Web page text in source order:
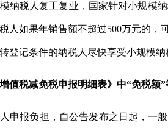
纳税人复工复业，国家针对小规模
人如果年销售额不超过500万元的
登记条件的纳税人尽快享受小规模
值税减免税申报明细表》中“免税额
申报负担，自公告发布之日起，一